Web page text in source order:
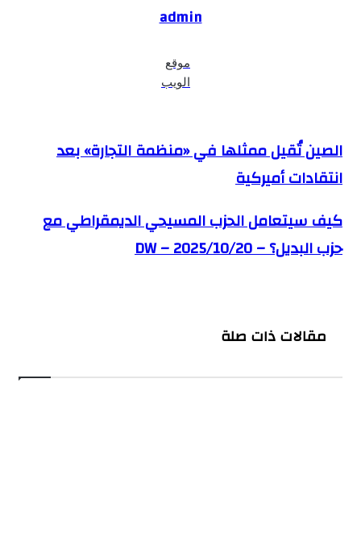
admin
موقع
الويب
الصين تُقيل ممثلها في «منظمة التجارة» بعد انتقادات أميركية
الصين تُقيل ممثلها في «منظمة التجارة» بعد
انتقادات أميركية
كيف سيتعامل الحزب المسيحي الديمقراطي مع حزب البديل؟
– DW – 2025/10/20
كيف سيتعامل الحزب المسيحي الديمقراطي مع
حزب البديل؟ – DW – 2025/10/20
مقالات ذات صلة